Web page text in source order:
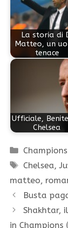
La storia di
Matteo, un
tenace
Ufficiale,
Chelsea
Categorie
Tag
Chelsea,
matteo,
Busta
Shakhtar,
in Champions